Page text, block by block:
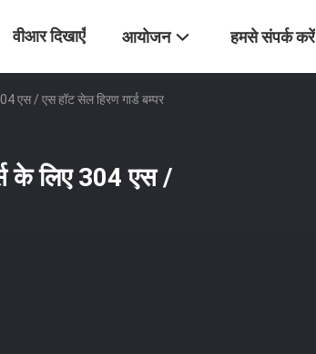
वीआर दिखाएँ आयोजन हमसे संपर्क करें
एस / एस हॉट सेल हिरण गार्ड बम्पर
के लिए 304 एस /